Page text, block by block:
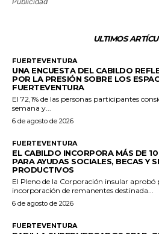
ULTIMOS
FUERTEVENTURA
UNA ENCUESTA DEL CABILDO
POR LA PRESIÓN SOBRE LOS
FUERTEVENTURA
El 72,1% de las personas participantes
semana y...
6 de agosto de 2026
FUERTEVENTURA
EL CABILDO INCORPORA MÁS DE
PARA AYUDAS SOCIALES, BECAS Y
PRODUCTIVOS
El Pleno de la Corporación insular
incorporación de remanentes destinada...
6 de agosto de 2026
FUERTEVENTURA